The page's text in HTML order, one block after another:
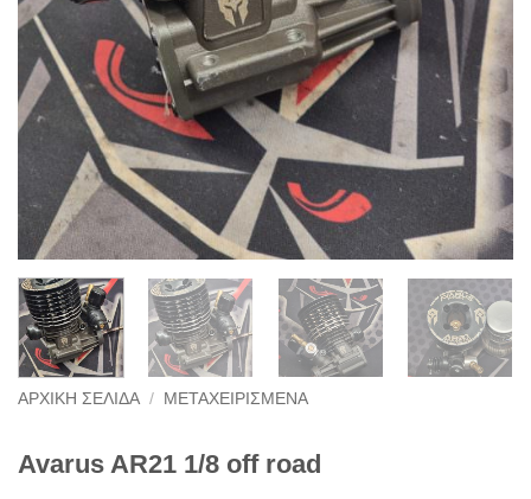
ΑΡΧΙΚΉ ΣΕΛΊΔΑ / ΜΕΤΑΧΕΙΡΙΣΜΈΝΑ
Avarus AR21 1/8 off road